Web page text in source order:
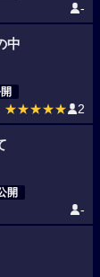
-
中
★★★★★ 2
開
-